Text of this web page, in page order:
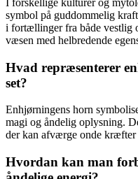
I forskellige kulturer og
symbol på guddommelig
i fortællinger fra både vestlig
væsen med helbredende
Hvad repræsenterer
set?
Enhjørningens horn
magi og åndelig oplysning.
der kan afværge onde
Hvordan kan man